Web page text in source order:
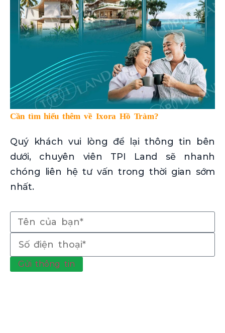
Cần tìm hiểu thêm về Ixora Hồ Tràm?
Quý khách vui lòng để lại thông tin bên
dưới, chuyên viên TPI Land sẽ nhanh
chóng liên hệ tư vấn trong thời gian sớm
nhất.
Gửi thông tin